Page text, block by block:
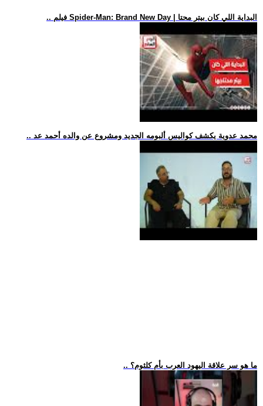
.. فيلم Spider-Man: Brand New Day | البداية اللي كان بيتر محتا
.. محمد عدوية يكشف كواليس ألبومه الجديد ومشروع عن والده أحمد عد
.. ما هو سر علاقة اليهود العرب بأم كلثوم؟